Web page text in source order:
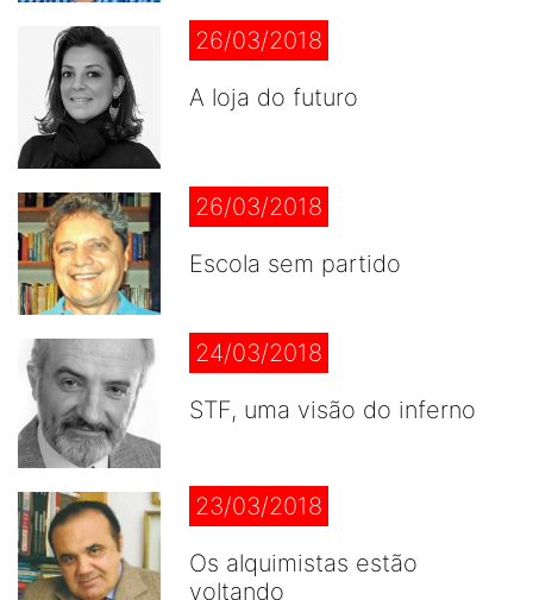
26/03/2018
A loja do futuro
26/03/2018
Escola sem partido
24/03/2018
STF, uma visão do inferno
23/03/2018
Os alquimistas estão
voltando